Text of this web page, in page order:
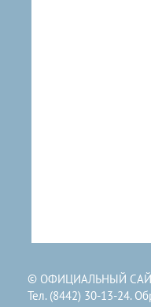
© ОФИЦИАЛЬНЫЙ
Тел. (8442) 30-13-24.